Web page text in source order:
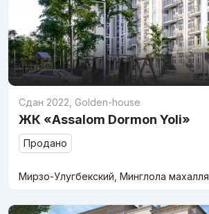
Сдан 2022 Golden-house
ЖК «Assalom Dormon Yoli»
Продано
Мирзо-Улугбекский, Минглола махалля